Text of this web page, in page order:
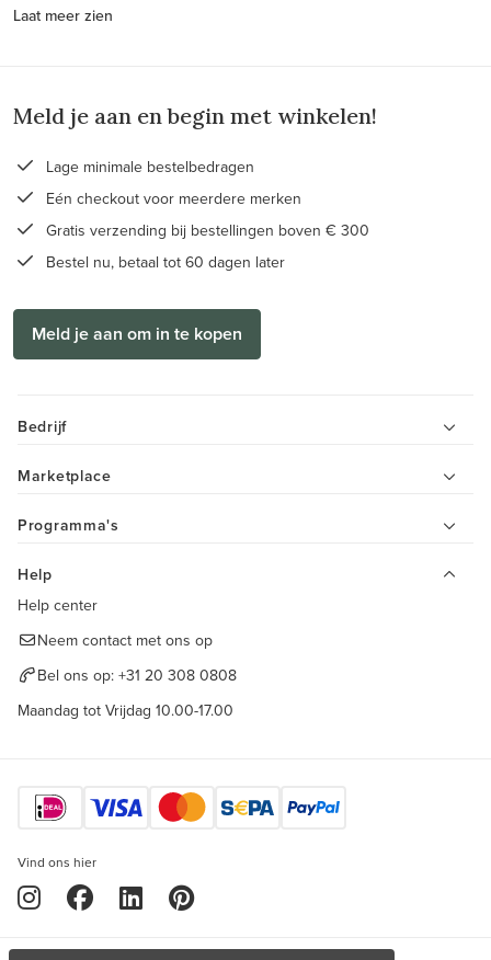
Laat meer zien
Meld je aan en begin met winkelen!
Lage minimale bestelbedragen
Eén checkout voor meerdere merken
Gratis verzending bij bestellingen boven € 300
Bestel nu, betaal tot 60 dagen later
Meld je aan om in te kopen
Bedrijf
Marketplace
Programma's
Help
Help center
Neem contact met ons op
Bel ons op: +31 20 308 0808
Maandag tot Vrijdag 10.00-17.00
Vind ons hier